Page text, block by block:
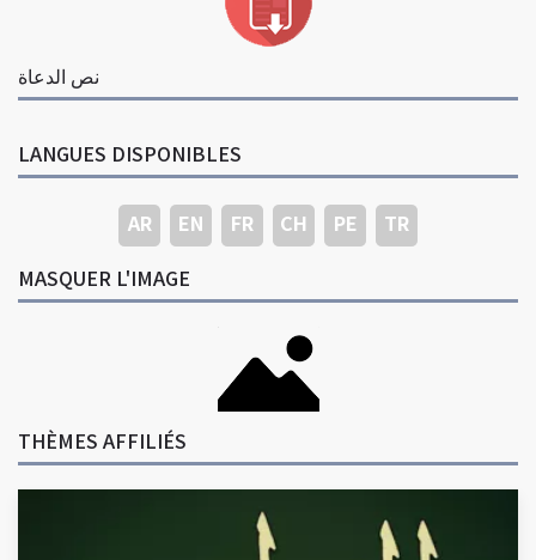
نص الدعاة
LANGUES DISPONIBLES
AR EN FR CH PE
TR
MASQUER L'IMAGE
THÈMES AFFILIÉS